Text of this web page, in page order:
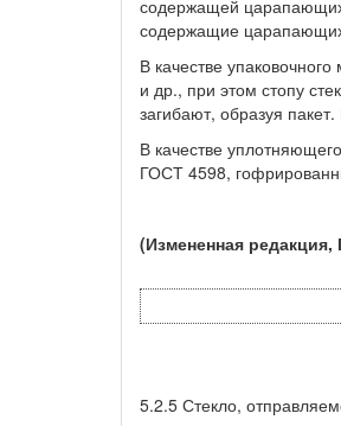
содержащей
содержащие
В качестве
и др., при этом стопу
загибают, образуя
В качестве
ГОСТ 4598,
(Измененная редакция,
5.2.5 Стекло,